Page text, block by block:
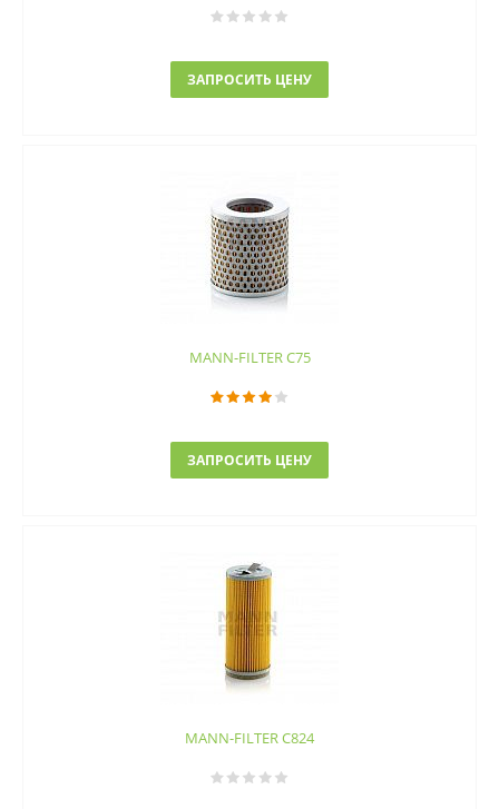
ЗАПРОСИТЬ ЦЕНУ
MANN-FILTER C75
ЗАПРОСИТЬ ЦЕНУ
MANN-FILTER C824